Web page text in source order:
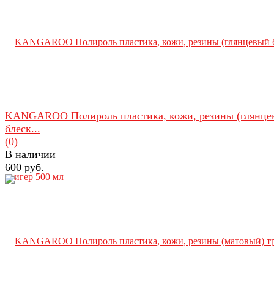
KANGAROO Полироль пластика, кожи, резины
блеск...
(0)
В наличии
600 руб.